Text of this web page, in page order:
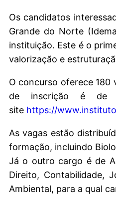
Os candidatos
Grande do Norte
instituição. Este é o
valorização e
O concurso oferece 180
de inscrição é de
site https://
As vagas estão
formação, incluindo
Já o outro cargo é de
Direito, Contabilidade,
Ambiental, para a qual